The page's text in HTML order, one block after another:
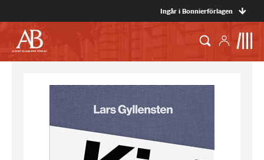
Ingår i Bonnierförlagen